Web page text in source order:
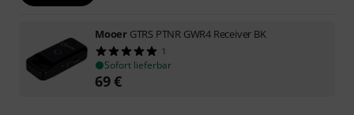
Mooer GTRS PTNR GWR4 Receiver BK
1
Sofort lieferbar
69€